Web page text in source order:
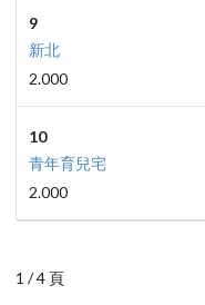
9
新北
2.000
10
青年育兒宅
2.000
1 / 4 頁